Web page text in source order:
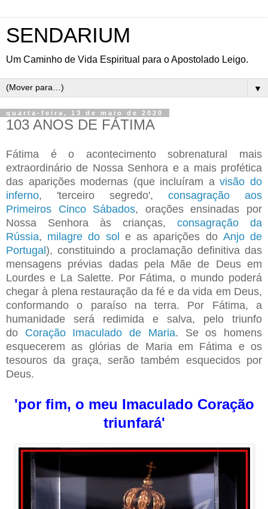
SENDARIUM
Um Caminho de Vida Espiritual para o Apostolado Leigo.
▼
quarta-feira, 13 de maio de 2020
103 ANOS DE FÁTIMA
Fátima é o acontecimento sobrenatural mais
extraordinário de Nossa Senhora e a mais profética
das aparições modernas (que incluíram avisão do
inferno, 'terceiro segredo', consagração aos
Primeiros Cinco Sábados, orações ensinadas por
Nossa Senhora às crianças, consagração da
Rússia, milagre do sol e as aparições do Anjo de
Portugal), constituindo a proclamação definitiva das
mensagens prévias dadas pela Mãe de Deus em
Lourdes e La Salette. Por Fátima, o mundo poderá
chegar à plena restauração da fé e da vida em Deus,
conformando o paraíso na terra. Por Fátima, a
humanidade será redimida e salva, pelo triunfo
do Coração Imaculado de Maria. Se os homens
esquecerem as glórias de Maria em Fátima e os
tesouros da graça, serão também esquecidos por
Deus.
'por fim, o meu Imaculado Coração
triunfará'